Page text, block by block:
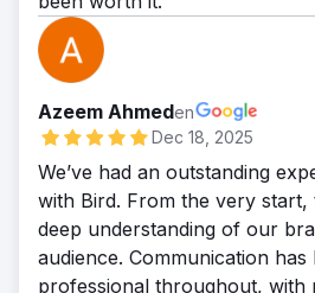
Azeem Ahmeden
Dec 18, 2025
We’ve had an outstanding
with Bird. From the very start,
deep understanding of our
audience. Communication
professional throughout, with